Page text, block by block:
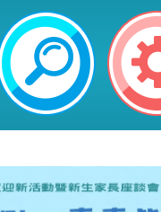
活教育推廣
民小學